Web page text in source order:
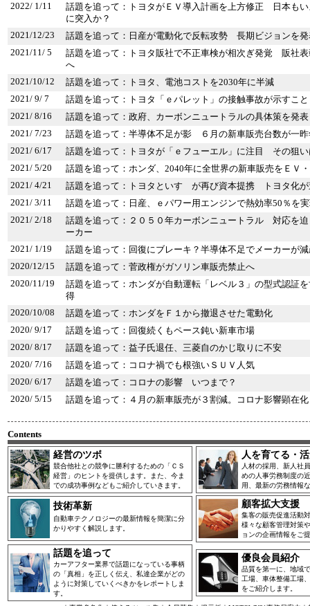
2022/ 1/11
話題を追って：トヨタがＥＶ導入計画を上方修正 日本も
に突入か？
2021/12/23
話題を追って：日産が電動化で反転攻勢 長期ビジョンを発
2021/11/ 5
話題を追って：トヨタ販社で不正車検が相次ぎ発覚 販社
へ
2021/10/12
話題を追って：トヨタ、電池コストを2030年に半減
2021/ 9/ 7
話題を追って：トヨタ「ｅパレット」の接触事故が示すこと
2021/ 8/16
話題を追って：政府、カーボンニュートラルの具体策を発表
2021/ 7/23
話題を追って：半導体不足が影 ６月の新車販売台数が一昨
2021/ 6/17
話題を追って：トヨタが「ｅフューエル」に注目 その狙い
2021/ 5/20
話題を追って：ホンダ、2040年に全世界の新車販売をＥＶ
2021/ 4/21
話題を追って：トヨタといすゞが再び資本提携 トヨタ化
2021/ 3/11
話題を追って：日産、ｅパワー用エンジンで熱効率50％を
2021/ 2/18
話題を追って：２０５０年カーボンニュートラル 対応を
ーカー
2021/ 1/19
話題を追って：回復にブレーキ？半導体不足でメーカーが
2020/12/15
話題を追って：菅政権がガソリン車販売禁止へ
2020/11/19
話題を追って：ホンダが自動運転「レベル３」の型式認証
得
2020/10/08
話題を追って：ホンダをＦ１から撤退させた電動化
2020/ 9/17
話題を追って：回復続くもペース鈍い新車市場
2020/ 8/17
話題を追って：益子氏退任、三菱自のかじ取りに不安
2020/ 7/16
話題を追って：コロナ禍でも根強いＳＵＶ人気
2020/ 6/17
話題を追って：コロナの影響 いつまで？
2020/ 5/15
話題を追って：４月の新車販売が３割減。コロナ影響顕在化
Contents
経営のツボ
競合他社との競争に勝利するための「ＣＳ
経営」のヒントを提供します。また、今ま
での成功事例などもご紹介していきます。
人を育てる・
人材の採用、新人社
めの人事労務制度の
用、最新の労務情報
技術革新
自動車テクノロジーの最新情報を簡潔に分
かりやすく解説します。
顧客拡大支援
集客の販売促進活動
様々な顧客管理対策
ョンの企画情報をご
話題を追って
カーアフター業界で話題になっている事柄
の「真相」を正しく伝え、私達企業がどの
ように対策していくべきかをレポートしま
す。
優良会員紹介
品質を第一に、地域
工場、車体整備工場
をご紹介します。